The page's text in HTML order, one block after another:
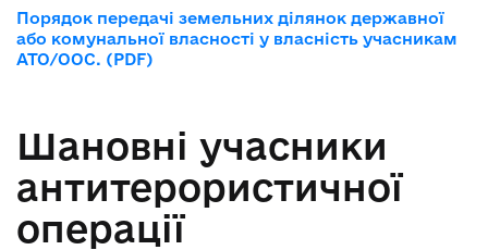
Порядок передачі земельних ділянок державної
або комунальної власності у власність учасникам
АТО/ООС. (PDF)
Шановні учасники
антитерористичної
операції